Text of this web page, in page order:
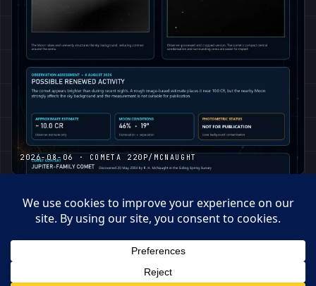
2026-08-06 · COMETA 220P/MCNAUGHT
© 2026 · OBSERVATORI DE BEGUES – PEPE MANTECA
MANTECA0359@GMAIL.COM